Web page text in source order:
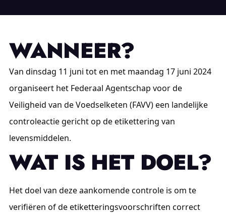
WANNEER?
Van dinsdag 11 juni tot en met maandag 17 juni 2024
organiseert het Federaal Agentschap voor de
Veiligheid van de Voedselketen (FAVV) een landelijke
controleactie gericht op de etikettering van
levensmiddelen.
WAT IS HET DOEL?
Het doel van deze aankomende controle is om te
verifiëren of de etiketteringsvoorschriften correct